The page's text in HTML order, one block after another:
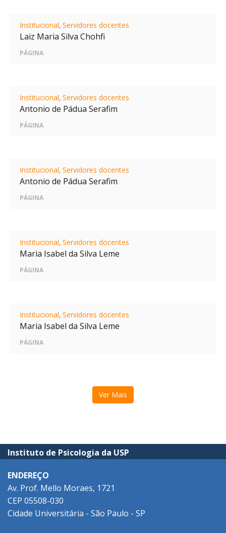
Institucional, Servidores docentes
Laiz Maria Silva Chohfi
PÁGINA
Institucional, Servidores docentes
Antonio de Pádua Serafim
PÁGINA
Institucional, Servidores docentes
Antonio de Pádua Serafim
PÁGINA
Institucional, Servidores docentes
Maria Isabel da Silva Leme
PÁGINA
Institucional, Servidores docentes
Maria Isabel da Silva Leme
PÁGINA
Ver Mais
Instituto de Psicologia da USP
ENDEREÇO
Av. Prof. Mello Moraes, 1721
CEP 05508-030
Cidade Universitária - São Paulo - SP